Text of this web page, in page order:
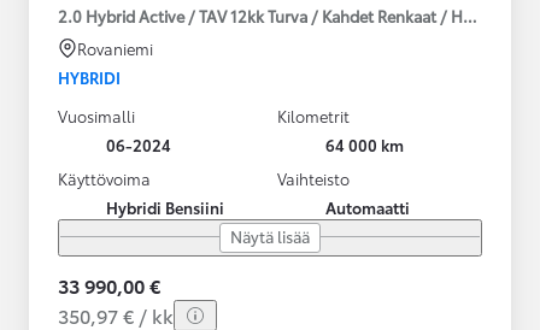
2.0 Hybrid Active / TAV 12kk Turva / Kahdet Renkaat /
Rovaniemi
HYBRIDI
Vuosimalli
06-2024
Kilometrit
64 000 km
Käyttövoima
Hybridi Bensiini
Vaihteisto
Automaatti
Näytä lisää
33 990,00 €
350,97 € / kk